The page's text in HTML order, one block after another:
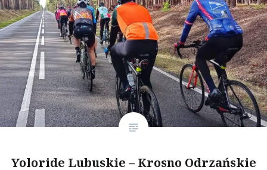
Yoloride Lubuskie – Krosno Odrzańskie